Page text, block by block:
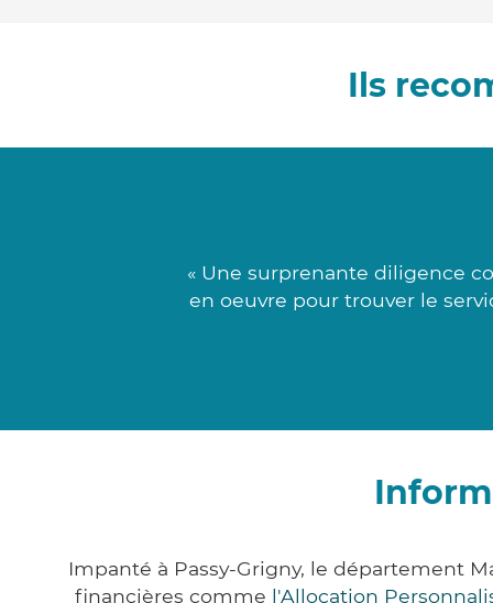
Ils
« Une surprenante diligence
en oeuvre pour trouver le
Impanté à Passy-Grigny, le département
financières comme l'Allocation